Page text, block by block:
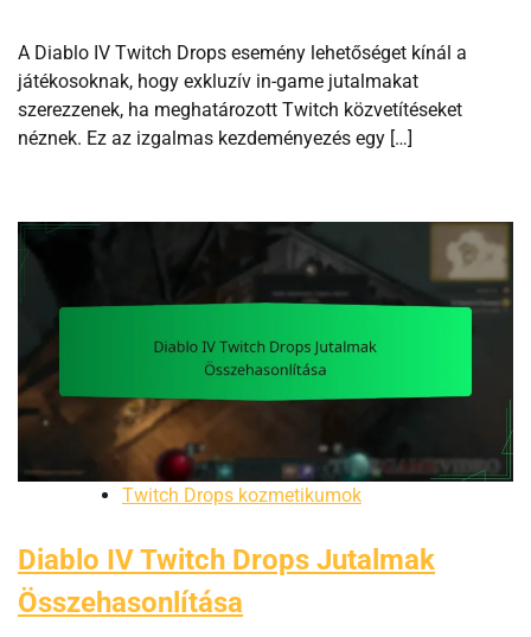
A Diablo IV Twitch Drops esemény lehetőséget kínál a
játékosoknak, hogy exkluzív in-game jutalmakat
szerezzenek, ha meghatározott Twitch közvetítéseket
néznek. Ez az izgalmas kezdeményezés egy […]
Twitch Drops kozmetikumok
Diablo IV Twitch Drops Jutalmak
Összehasonlítása